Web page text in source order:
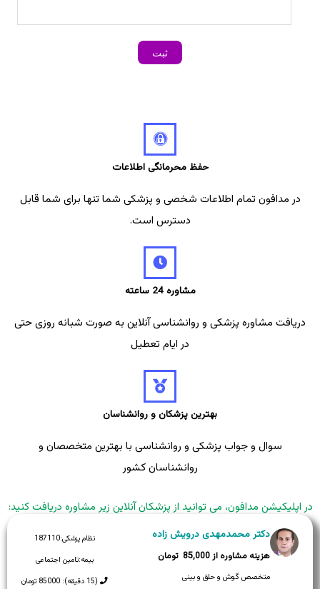
حفظ محرمانگی اطلاعات
در مدافون تمام اطلاعات شخصی و پزشکی شما تنها برای شما قابل
دسترس است.
مشاوره 24 ساعته
دریافت مشاوره پزشکی و روانشناسی آنلاین به صورت شبانه روزی حتی
در ایام تعطیل
بهترین پزشکان و روانشناسان
سوال و جواب پزشکی و روانشناسی با بهترین متخصصان و
روانشناسان کشور
در اپلیکیشن مدافون، می توانید از پزشکان آنلاین زیر مشاوره دریافت کنید:
نظام پزشکی:187110
بیمه:تامین اجتماعی
(15 دقیقه): 85000 تومان
دکتر محمدمهدی درویش زاده
85,000
متخصص گوش و حلق و بینی